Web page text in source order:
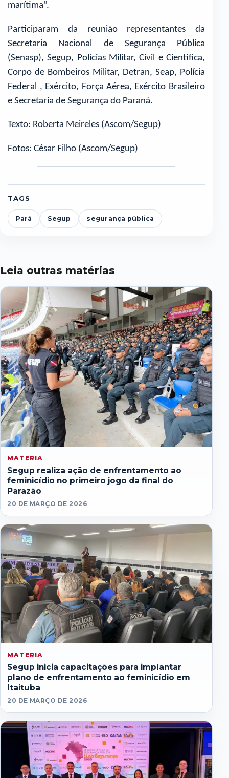
marítima”.
Participaram da reunião representantes da
Secretaria Nacional de Segurança Pública
(Senasp), Segup, Polícias Militar, Civil e Científica,
Corpo de Bombeiros Militar, Detran, Seap, Polícia
Federal , Exército, Força Aérea, Exército Brasileiro
e Secretaria de Segurança do Paraná.
Texto: Roberta Meireles (Ascom/Segup)
Fotos: César Filho (Ascom/Segup)
TAGS
Pará Segup segurança pública
Leia outras matérias
MATERIA
Segup realiza ação de enfrentamento ao
feminicídio no primeiro jogo da final do
Parazão
20 DE MARÇO DE 2026
MATERIA
Segup inicia capacitações para implantar
plano de enfrentamento ao feminicídio em
Itaituba
20 DE MARÇO DE 2026